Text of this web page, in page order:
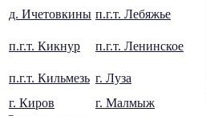
д. Ичетовкины п.г.т. Лебяжье
п.г.т. Кикнур п.г.т. Ленинское
п.г.т. Кильмезь г. Луза
г. Киров
г. Малмыж